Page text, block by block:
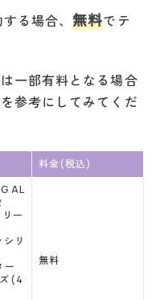
る場合、無料でテ
一部有料となる場合
参考にしてみてくだ
料金(税込)
AL
ー
リ
ー
(4
無料